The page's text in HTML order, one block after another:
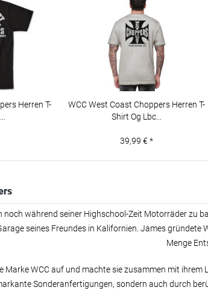
Herren T-
WCC West Coast Choppers Herren T-
Shirt Og Lbc...
39,99 € *
noch während seiner Highschool-Zeit Motorräder zu
seines Freundes in Kalifornien. James
Menge
Marke WCC auf und machte sie zusammen mit
Sonderanfertigungen, sondern auch durch